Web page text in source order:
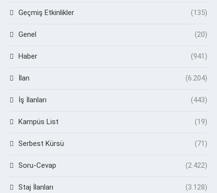
Geçmiş Etkinlikler (135)
Genel (20)
Haber (941)
İlan (6.204)
İş İlanları (443)
Kampüs List (19)
Serbest Kürsü (71)
Soru-Cevap (2.422)
Staj İlanları (3.128)